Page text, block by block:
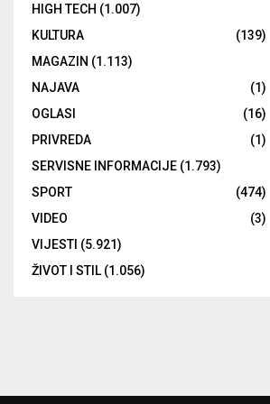
HIGH TECH (1.007)
KULTURA
(139)
MAGAZIN (1.113)
NAJAVA
(1)
OGLASI
(16)
PRIVREDA
(1)
SERVISNE INFORMACIJE (1.793)
SPORT
(474)
VIDEO
(3)
VIJESTI (5.921)
ŽIVOT I STIL(1.056)